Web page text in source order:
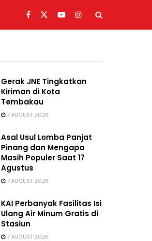
Gerak JNE Tingkatkan
Kiriman di Kota
Tembakau
7 AUGUST 2026
Asal Usul Lomba Panjat
Pinang dan Mengapa
Masih Populer Saat 17
Agustus
7 AUGUST 2026
KAI Perbanyak Fasilitas Isi
Ulang Air Minum Gratis di
Stasiun
7 AUGUST 2026